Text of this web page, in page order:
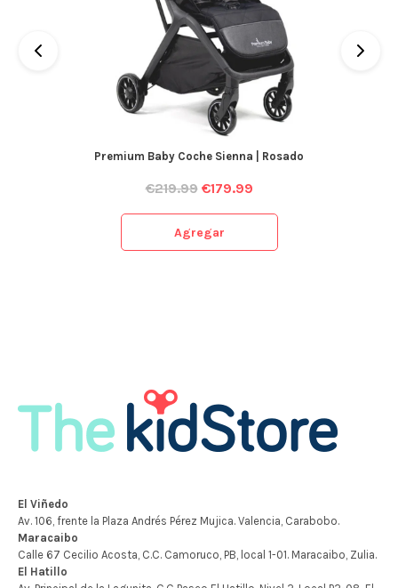
Premium Baby Coche Sienna | Rosado
€219.99 €179.99
Agregar